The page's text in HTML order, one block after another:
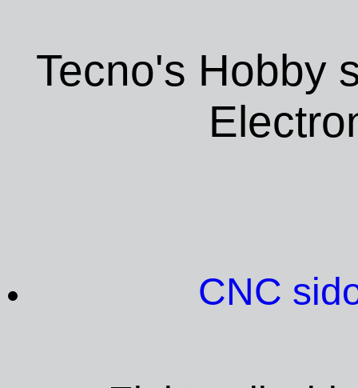
Tecno's Hobby
CNC